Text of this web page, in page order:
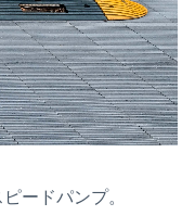
ードパンプ。